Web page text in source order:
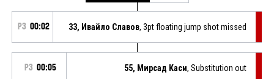
P3 00:02 33, Ивайло Славов, 3pt floating jump shot missed
P3 00:05 55, Мирсад Каси, Substitution out